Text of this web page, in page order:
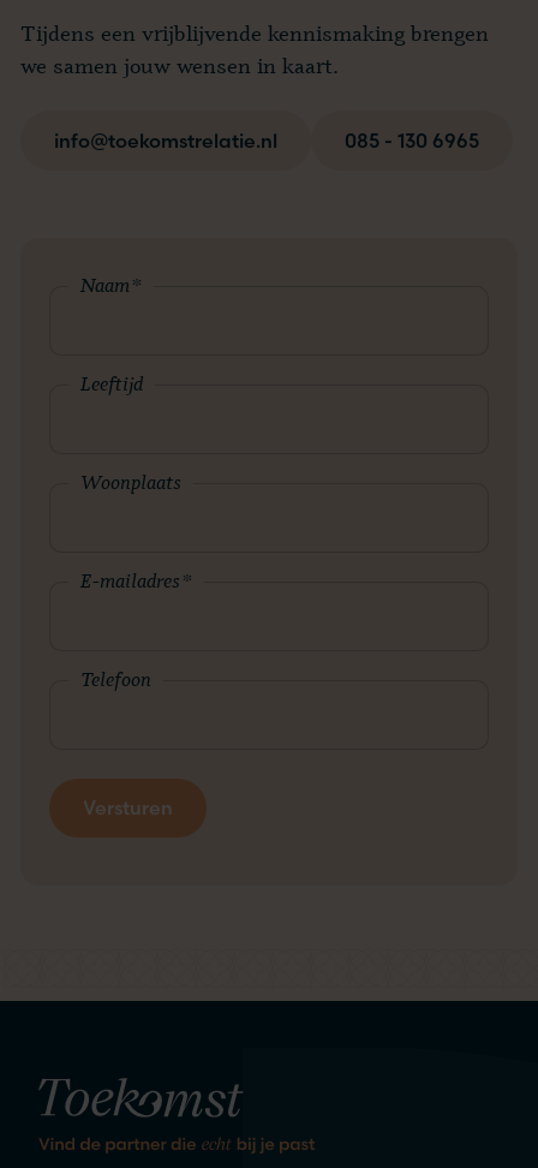
Tijdens een vrijblijvende kennismaking brengen
we samen jouw wensen in kaart.
info@toekomstrelatie.nl 085 - 130 6965
Naam*
Leeftijd
Woonplaats
E-mailadres*
Telefoon